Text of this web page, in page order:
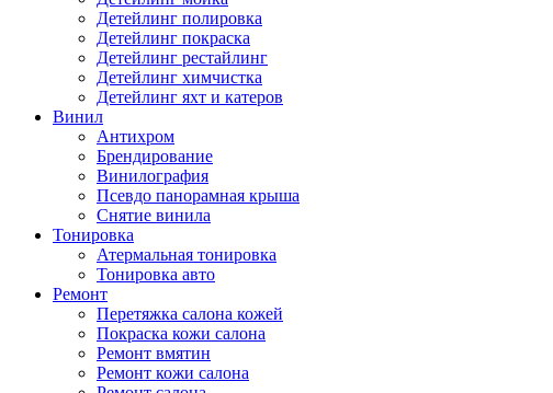
Детейлинг полировка
Детейлинг покраска
Детейлинг рестайлинг
Детейлинг химчистка
Детейлинг яхт и катеров
Винил
Антихром
Брендирование
Винилография
Псевдо панорамная крыша
Снятие винила
Тонировка
Атермальная тонировка
Тонировка авто
Ремонт
Перетяжка салона кожей
Покраска кожи салона
Ремонт вмятин
Ремонт кожи салона